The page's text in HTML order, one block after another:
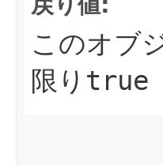
このオブ
限り true